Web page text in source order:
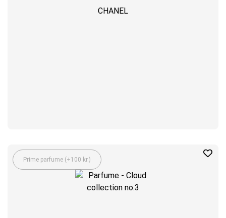
CHANEL
Prime parfume (+100 kr.)